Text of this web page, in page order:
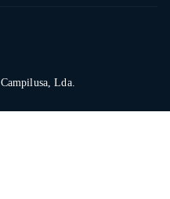
Campilusa, Lda.